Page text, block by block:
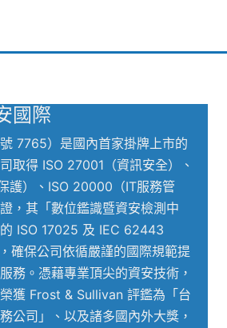
國際
7765）是國內首家掛牌上市的
取得 ISO 27001（資訊安全）、
護）、ISO 20000（IT服務管
，其「數位鑑識暨資安檢測中
ISO 17025 及 IEC 62443
確保公司依循嚴謹的國際規範提
務。憑藉專業頂尖的資安技術，
獲 Frost & Sullivan 評鑑為「台
公司」、以及諸多國內外大獎，